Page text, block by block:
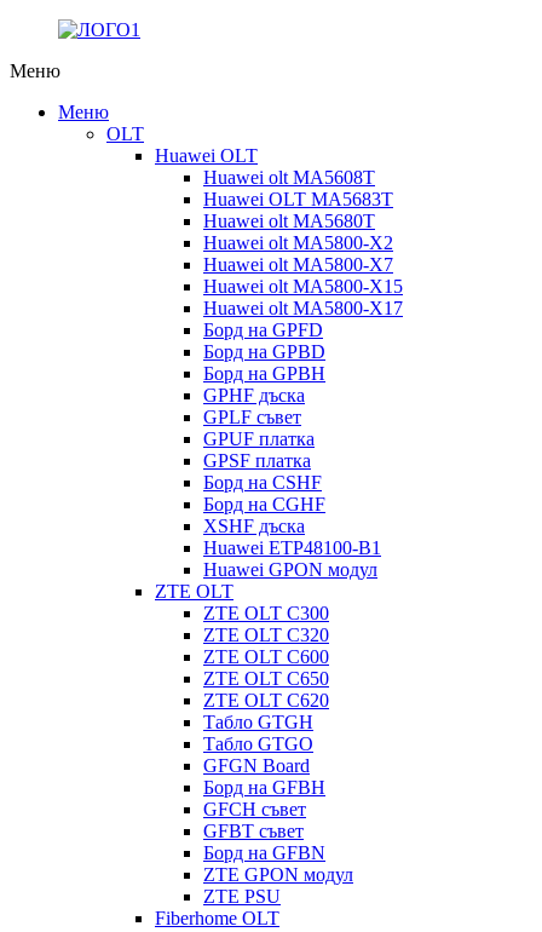
Меню
Меню
OLT
Huawei OLT
Huawei olt MA5608T
Huawei OLT MA5683T
Huawei olt MA5680T
Huawei olt MA5800-X2
Huawei olt MA5800-X7
Huawei olt MA5800-X15
Huawei olt MA5800-X17
Борд на GPFD
Борд на GPBD
Борд на GPBH
GPHF дъска
GPLF съвет
GPUF платка
GPSF платка
Борд на CSHF
Борд на CGHF
XSHF дъска
Huawei ETP48100-B1
Huawei GPON модул
ZTE OLT
ZTE OLT C300
ZTE OLT C320
ZTE OLT C600
ZTE OLT C650
ZTE OLT C620
Табло GTGH
Табло GTGO
GFGN Board
Борд на GFBH
GFCH съвет
GFBT съвет
Борд на GFBN
ZTE GPON модул
ZTE PSU
Fiberhome OLT